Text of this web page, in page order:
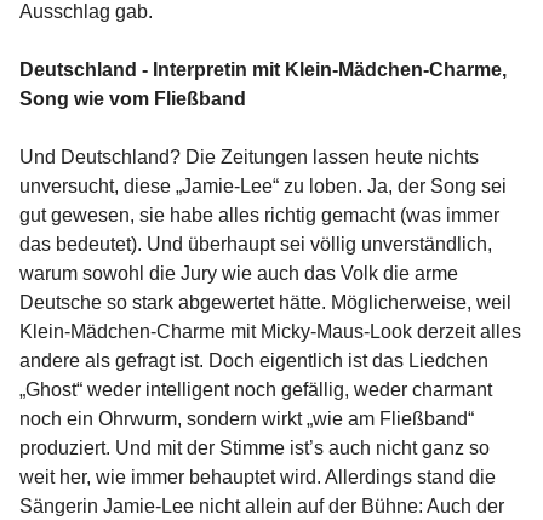
Ausschlag gab.
Deutschland - Interpretin mit Klein-Mädchen-Charme,
Song wie vom Fließband
Und Deutschland? Die Zeitungen lassen heute nichts
unversucht, diese „Jamie-Lee“ zu loben. Ja, der Song sei
gut gewesen, sie habe alles richtig gemacht (was immer
das bedeutet). Und überhaupt sei völlig unverständlich,
warum sowohl die Jury wie auch das Volk die arme
Deutsche so stark abgewertet hätte. Möglicherweise, weil
Klein-Mädchen-Charme mit Micky-Maus-Look derzeit alles
andere als gefragt ist. Doch eigentlich ist das Liedchen
„Ghost“ weder intelligent noch gefällig, weder charmant
noch ein Ohrwurm, sondern wirkt „wie am Fließband“
produziert. Und mit der Stimme ist’s auch nicht ganz so
weit her, wie immer behauptet wird. Allerdings stand die
Sängerin Jamie-Lee nicht allein auf der Bühne: Auch der